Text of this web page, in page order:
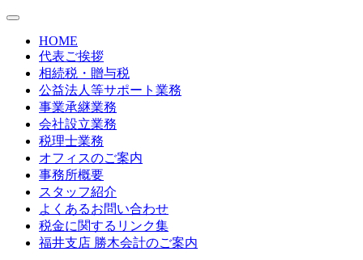
HOME
代表ご挨拶
相続税・贈与税
公益法人等サポート業務
事業承継業務
会社設立業務
税理士業務
オフィスのご案内
事務所概要
スタッフ紹介
よくあるお問い合わせ
税金に関するリンク集
福井支店 勝木会計のご案内